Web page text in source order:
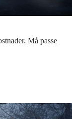
Må passe